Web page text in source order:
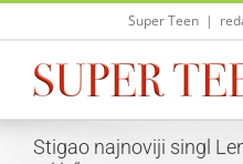
Skip
Super Teen |
Stigao najnoviji singl